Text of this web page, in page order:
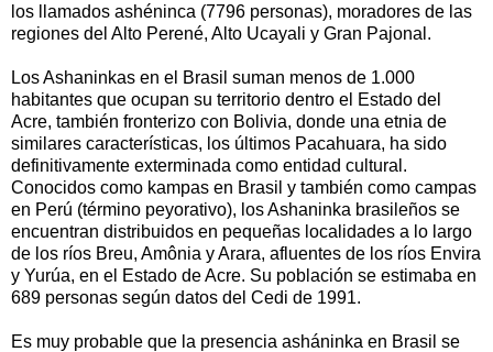
los llamados ashéninca (7796 personas), moradores de las
regiones del Alto Perené, Alto Ucayali y Gran Pajonal.
Los Ashaninkas en el Brasil suman menos de 1.000
habitantes que ocupan su territorio dentro el Estado del
Acre, también fronterizo con Bolivia, donde una etnia de
similares características, los últimos Pacahuara, ha sido
definitivamente exterminada como entidad cultural.
Conocidos como kampas en Brasil y también como campas
en Perú (término peyorativo), los Ashaninka brasileños se
encuentran distribuidos en pequeñas localidades a lo largo
de los ríos Breu, Amônia y Arara, afluentes de los ríos Envira
y Yurúa, en el Estado de Acre. Su población se estimaba en
689 personas según datos del Cedi de 1991.
Es muy probable que la presencia asháninka en Brasil se